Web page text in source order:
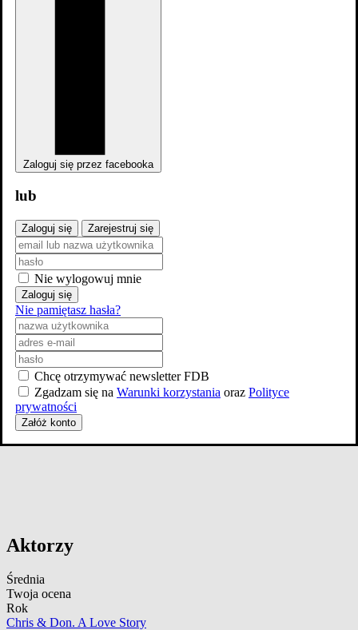
Aktorzy
Średnia
Twoja ocena
Rok
Chris & Don. A Love Story
Zaloguj się przez facebooka
lub
Zaloguj się Zarejestruj się
Nie wylogowuj mnie
Zaloguj się
Nie pamiętasz hasła?
Chcę otrzymywać newsletter FDB
Zgadzam się na Warunki korzystania oraz Polityce
prywatności
Załóż konto